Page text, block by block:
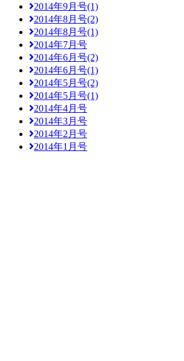
2014年9月号(1)
2014年8月号(2)
2014年8月号(1)
2014年7月号
2014年6月号(2)
2014年6月号(1)
2014年5月号(2)
2014年5月号(1)
2014年4月号
2014年3月号
2014年2月号
2014年1月号